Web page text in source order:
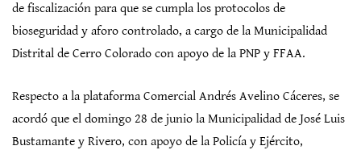
de fiscalización para que se cumpla los protocolos de
bioseguridad y aforo controlado, a cargo de la Municipalidad
Distrital de Cerro Colorado con apoyo de la PNP y FFAA.
Respecto a la plataforma Comercial Andrés Avelino Cáceres, se
acordó que el domingo 28 de junio la Municipalidad de José Luis
Bustamante y Rivero, con apoyo de la Policía y Ejército,